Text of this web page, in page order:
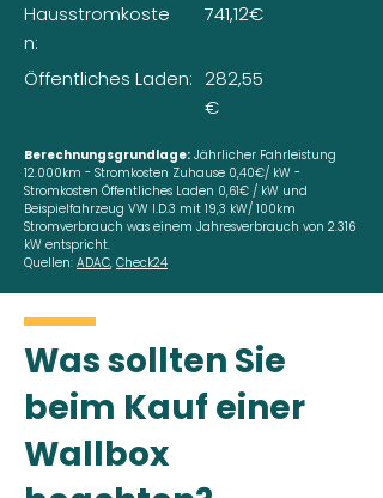
Hausstromkoste
n:
Öffentliches Laden:
741,12€
282,55
€
Berechnungsgrundlage: Jährlicher Fahrleistung
12.000km - Stromkosten Zuhause 0,40€/ kW -
Stromkosten Öffentliches Laden 0,61€ / kW und
Beispielfahrzeug VW I.D.3 mit 19,3 kW/ 100km
Stromverbrauch was einem Jahresverbrauch von 2.316
kW entspricht.
Quellen: ADAC, Check24
Was sollten Sie
beim Kauf einer
Wallbox